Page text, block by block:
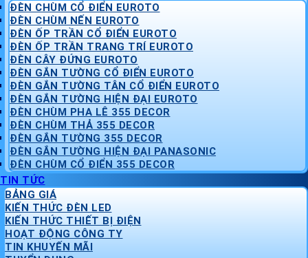
ĐÈN CHÙM CỔ ĐIỂN EUROTO
ĐÈN CHÙM NẾN EUROTO
ĐÈN ỐP TRẦN CỔ ĐIỂN EUROTO
ĐÈN ỐP TRẦN TRANG TRÍ EUROTO
ĐÈN CÂY ĐỨNG EUROTO
ĐÈN GẮN TƯỜNG CỔ ĐIỂN EUROTO
ĐÈN GẮN TƯỜNG TÂN CỔ ĐIỂN EUROTO
ĐÈN GẮN TƯỜNG HIỆN ĐẠI EUROTO
ĐÈN CHÙM PHA LÊ 355 DECOR
ĐÈN CHÙM THẢ 355 DECOR
ĐÈN GẮN TƯỜNG 355 DECOR
ĐÈN GẮN TƯỜNG HIỆN ĐẠI PANASONIC
ĐÈN CHÙM CỔ ĐIỂN 355 DECOR
TIN TỨC
BẢNG GIÁ
KIẾN THỨC ĐÈN LED
KIẾN THỨC THIẾT BỊ ĐIỆN
HOẠT ĐỘNG CÔNG TY
TIN KHUYẾN MÃI